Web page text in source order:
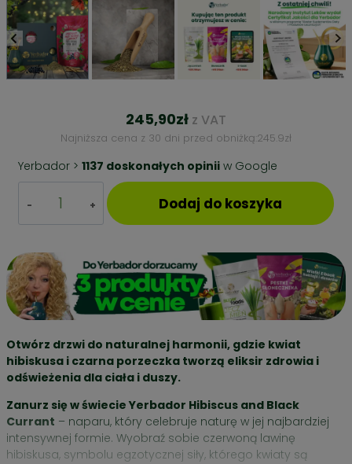
245,90zł z VAT
Najniższa cena z 30 dni przed obniżką: 245.9zł
Yerbador > 1137 doskonałych opinii w Google
ZESTAW
STARTOWY
MATE
–
HIBISCUS
AND
BLACK
CURRANT
+
NABIERAK
Dodaj do koszyka
Otwórz drzwi do naturalnej harmonii, gdzie kwiat
hibiskusa i czarna porzeczka tworzą eliksir zdrowia i
odświeżenia dla ciała i duszy.
Zanurz się w świecie Yerbador Hibiscus and Black
Currant – naparu, który celebruje naturę w jej najbardziej
intensywnej formie. Wyobraź sobie czerwoną lawinę
hibiskusa, symbolu egzotycznej siły, którego kwiaty są